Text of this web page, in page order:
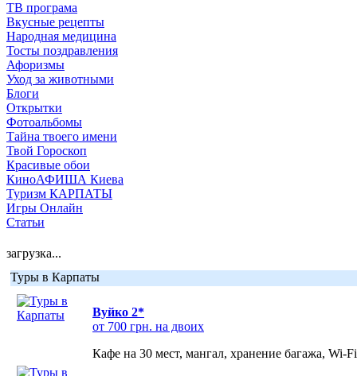
ТВ програма
Вкусные рецепты
Народная медицина
Тосты поздравления
Афоризмы
Уход за животными
Блоги
Открытки
Фотоальбомы
Тайна твоего имени
Твой Гороскоп
Красивые обои
КиноАФИША Киева
Туризм КАРПАТЫ
Игры Онлайн
Статьи
загрузка...
Туры в Карпаты
Вуйко 2*
от 700 грн. на двоих
Кафе на 30 мест, мангал, хранение багажа, Wi-